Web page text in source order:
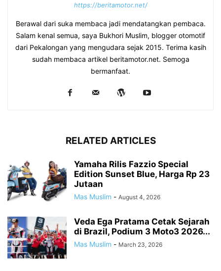
https://beritamotor.net/
Berawal dari suka membaca jadi mendatangkan pembaca.
Salam kenal semua, saya Bukhori Muslim, blogger otomotif
dari Pekalongan yang mengudara sejak 2015. Terima kasih
sudah membaca artikel beritamotor.net. Semoga
bermanfaat.
RELATED ARTICLES
Yamaha Rilis Fazzio Special
Edition Sunset Blue, Harga Rp 23
Jutaan
Mas Muslim - August 4, 2026
Veda Ega Pratama Cetak Sejarah
di Brazil, Podium 3 Moto3 2026...
Mas Muslim - March 23, 2026